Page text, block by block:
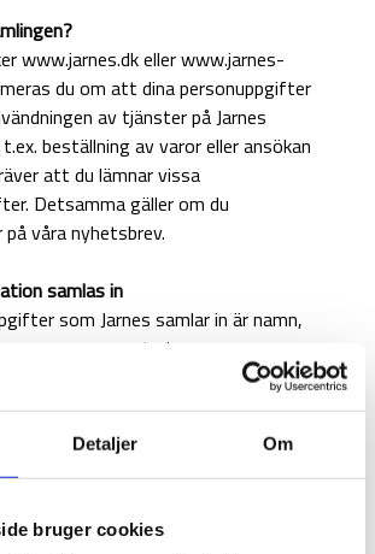
Detaljer Om
bruger cookies
www.jarnes.dk eller www.jarnes-
du om att dina personuppgifter
av tjänster på Jarnes
beställning av varor eller ansökan
att du lämnar vissa
Detsamma gäller om du
på våra nyhetsbrev.
samlas in
som Jarnes samlar in är namn,
e-postadress,
yrkestitel och liknande
samt kontoinformation när
online. När du ansöker om ett
om du vill lägga till ytterligare
ovan.